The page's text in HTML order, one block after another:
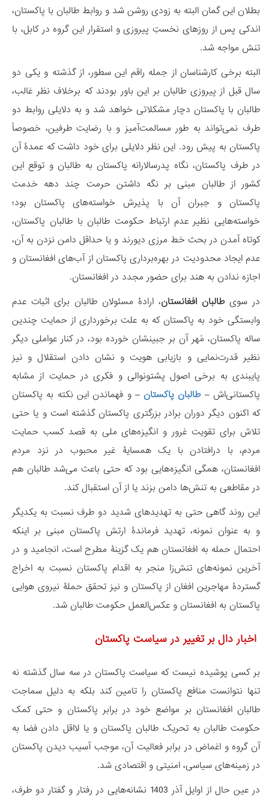
بطلان این گمان البته به زودی روشن شد و روابط طالبان با پاکستان،
اندکی پس از روزهای نخستِ پیروزی و استقرار این گروه در کابل، با
تنش مواجه شد.
البته برخی کارشناسان از جمله راقم این سطور، از گذشته و یکی دو
سال قبل از پیروزی طالبان بر این باور بودند که برخلاف نظر غالب،
طالبان با پاکستان دچار مشکلاتی خواهد شد و به دلایلی روابط دو
طرف نمی‌تواند به طور مسالمت‌آمیز و با رضایت طرفین، خصوصاً
پاکستان به پیش رود. این نظر دلایلی برای خود داشت که عمدۀ آن
در طرف پاکستان، نگاه پدرسالارانه پاکستان به طالبان و توقع این
کشور از طالبان مبنی بر نگه داشتن حرمت چند دهه خدمت
پاکستان و جبران آن با پذیرش خواسته‌های پاکستان بود؛
خواسته‌هایی نظیر عدم ارتباط حکومت طالبان با طالبان پاکستان،
کوتاه آمدن در بحث خط مرزی دیورند و یا حداقل دامن نزدن به آن،
عدم ایجاد محدودیت در بهره‌برداری پاکستان از آب‌های افغانستان و
اجازه ندادن به هند برای حضور مجدد در افغانستان.
در سویطالبان افغانستان، ارادۀ مسئولان طالبان برای اثبات عدم
وابستگی خود به پاکستان که به علت برخورداری از حمایت چندین
ساله پاکستان، مُهر آن بر جبینشان خورده بود، در کنار عواملی دیگر
نظیر قدرت‌نمایی و بازیابی هویت و نشان دادن استقلال و نیز
پایبندی به برخی اصول پشتونوالی و فکری در حمایت از مشابه
پاکستانی‌اش –طالبان پاکستان – و فهماندن این نکته به پاکستان
که اکنون دیگر دوران برادر بزرگتری پاکستان گذشته است و یا حتی
تلاش برای تقویت غرور و انگیزه‌های ملی به قصد کسب حمایت
مردم، با درافتادن با یک همسایۀ غیر محبوب در نزد مردم
افغانستان، همگی انگیزه‌هایی بود که حتی باعث می‌شد طالبان هم
در مقاطعی به تنش‌ها دامن بزند یا از آن استقبال کند.
این روند گاهی حتی به تهدیدهای شدید دو طرف نسبت به یکدیگر
و به عنوان نمونه، تهدید فرماندۀ ارتش پاکستان مبنی بر اینکه
احتمال حمله به افغانستان هم یک گزینۀ مطرح است، انجامید و در
آخرین نمونه‌های تنش‌زا منجر به اقدام پاکستان نسبت به اخراج
گستردۀ مهاجرین افغان از پاکستان و نیز تحقق حملۀ نیروی هوایی
پاکستان به افغانستان و عکس‌العمل حکومت طالبان شد.
اخبار دال بر تغییر در سیاست پاکستان
بر کسی پوشیده نیست که سیاست پاکستان در سه سال گذشته نه
تنها نتوانست منافع پاکستان را تامین کند بلکه به دلیل سماجت
طالبان افغانستان بر مواضع خود در برابر پاکستان و حتی کمک
حکومت طالبان به تحریک طالبان پاکستان و یا لااقل دادن فضا به
آن گروه و اغماض در برابر فعالیت آن، موجب آسیب دیدن پاکستان
در زمینه‌های سیاسی، امنیتی و اقتصادی شد.
در عین حال از اوایل آذر 1403 نشانه‌هایی در رفتار و گفتار دو طرف،